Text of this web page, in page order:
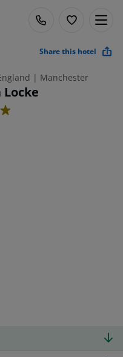
Share this hotel
| Manchester